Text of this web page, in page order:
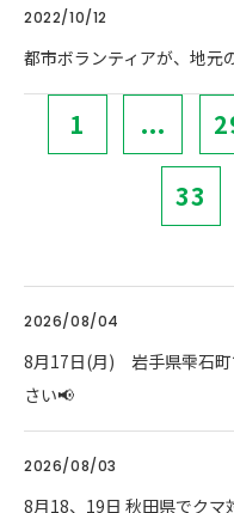
2022/10/12
都市ボランティアが、地元
1 ...
33
2026/08/04
8月17日(月) 岩手県雫石
さい📢
2026/08/03
8月18、19日 秋田県でク